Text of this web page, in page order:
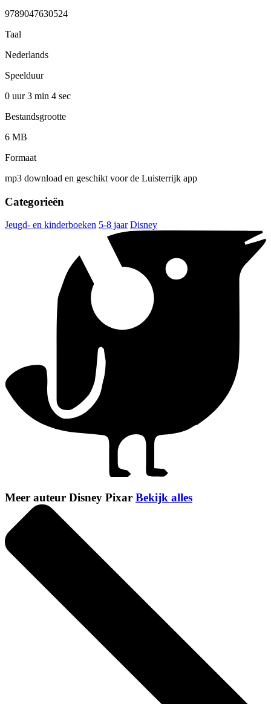
9789047630524
Taal
Nederlands
Speelduur
0 uur 3 min 4 sec
Bestandsgrootte
6 MB
Formaat
mp3 download en geschikt voor de Luisterrijk app
Categorieën
Jeugd- en kinderboeken 5-8 jaar Disney
Meer auteur Disney Pixar Bekijk alles